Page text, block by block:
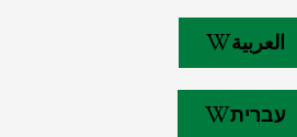
العربية
עברית